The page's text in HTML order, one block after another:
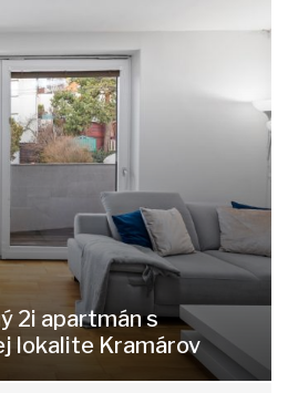
2i apartmán s
lokalite Kramárov